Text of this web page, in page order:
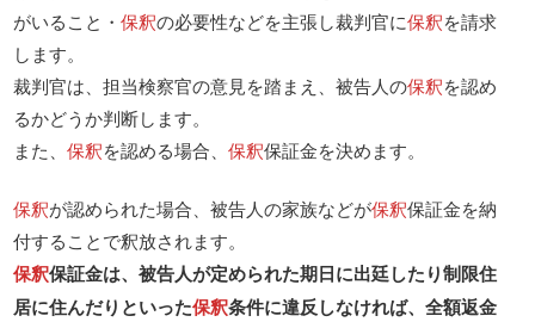
がいること・保釈の必要性などを主張し裁判官に保釈を請求
します。
裁判官は、担当検察官の意見を踏まえ、被告人の保釈を認め
るかどうか判断します。
また、保釈を認める場合、保釈保証金を決めます。
保釈が認められた場合、被告人の家族などが保釈保証金を納
付することで釈放されます。
保釈保証金は、被告人が定められた期日に出廷したり制限住
居に住んだりといった保釈条件に違反しなければ、全額返金